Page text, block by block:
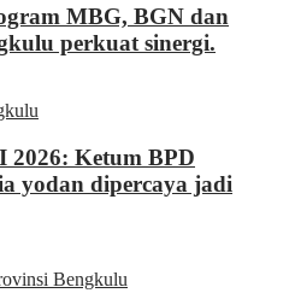
MBG, BGN dan
perkuat sinergi.
2026: Ketum BPD
yodan dipercaya jadi
Bengkulu